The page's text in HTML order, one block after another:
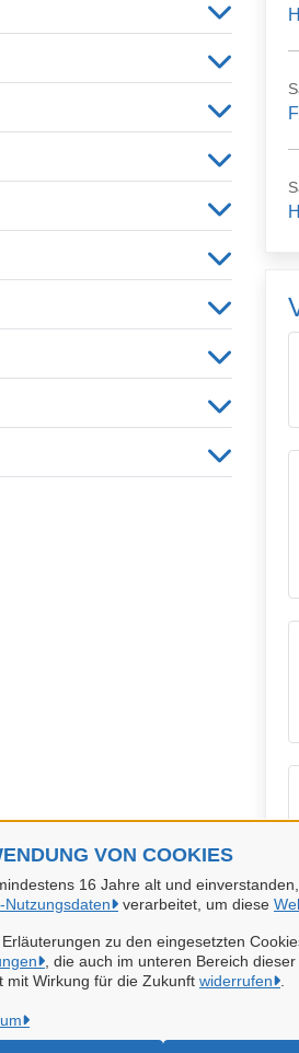
VON COOKIES
16 Jahre alt und
Nutzungsdaten
verarbeitet, um diese
zu den eingesetzten
, die auch im unteren Bereich
mit Wirkung für die Zukunft widerrufen